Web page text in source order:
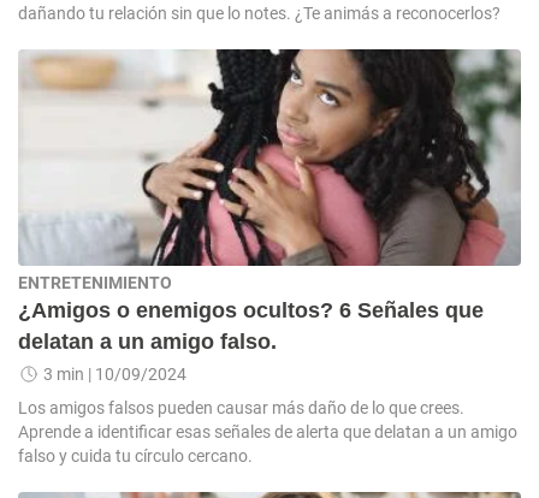
dañando tu relación sin que lo notes. ¿Te animás a reconocerlos?
ENTRETENIMIENTO
¿Amigos o enemigos ocultos? 6 Señales que
delatan a un amigo falso.
3 min | 10/09/2024
Los amigos falsos pueden causar más daño de lo que crees.
Aprende a identificar esas señales de alerta que delatan a un amigo
falso y cuida tu círculo cercano.